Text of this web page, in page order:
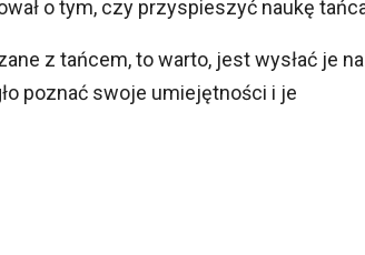
o tym, czy przyspieszyć naukę
z tańcem, to warto, jest wysłać je na
poznać swoje umiejętności i je